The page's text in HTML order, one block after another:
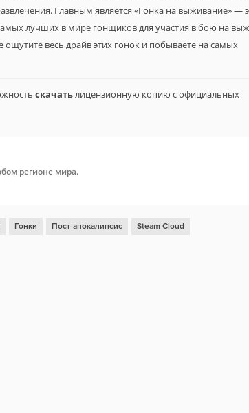
Главным является «Гонка на выживание» —
лучших в мире гонщиков для участия в бою на
весь драйв этих гонок и побываете на самых
скачатьлицензионную копию с официальных
регионе мира.
Гонки Пост-апокалипсис Steam Cloud